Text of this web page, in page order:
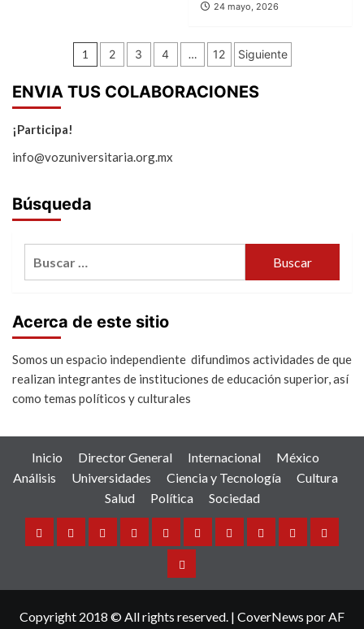
24 mayo, 2026
Paginación
de
entradas
1 2 3 4 … 12 Siguiente
ENVIA TUS COLABORACIONES
¡Participa!
info@vozuniversitaria.org.mx
Búsqueda
Acerca de este sitio
Somos un espacio independiente difundimos actividades de que
realizan integrantes de instituciones de educación superior, así
como temas políticos y culturales
Inicio Director General Internacional
México
Análisis
Universidades Ciencia y Tecnología
Cultura
Salud
Política Sociedad
Inicio DirectorInternacional
MéxicoAnálisisUniversidades
CienciaCulturaSalud Política
Sociedad
Copyright 2018 © All rights reserved. | CoverNews por AF